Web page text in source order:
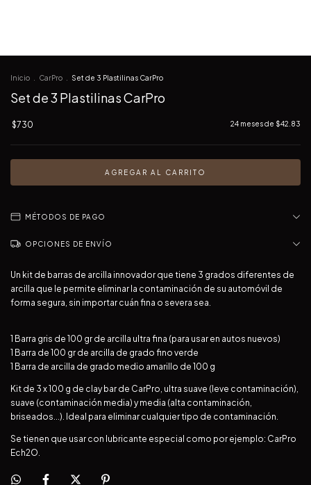
Inicio CarPro Set de 3 Plastilinas CarPro
Set de 3 Plastilinas CarPro
$730 24 meses de $42.83
MÉTODOS DE PAGO
OPCIONES DE ENVÍO
Un kit de barras de arcilla innovador que tiene 3 grados diferentes de
arcilla que le permite eliminar la contaminación de su automóvil de
forma segura, sin importar cuán fina o severa sea.
1 Barra gris de 100 gr de arcilla ultra fina (para usar en autos nuevos)
1 Barra de 100 gr de arcilla de grado fino verde
1 Barra de arcilla de grado medio amarillo de 100 g
Kit de 3 x 100 g de clay bar de CarPro, ultra suave (leve contaminación),
suave (contaminación media) y media (alta contaminación,
briseados...). Ideal para eliminar cualquier tipo de contaminación.
Se tienen que usar con lubricante especial como por ejemplo: CarPro
Ech2O.